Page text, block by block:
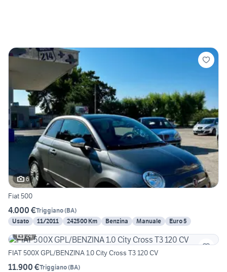
6
Fiat 500
4.000 €Triggiano(BA)
Usato
11/2011 242500 Km Benzina Manuale
Euro 5
24
FIAT 500X GPL/BENZINA 1.0 City Cross T3 120 CV
11.900 €Triggiano(BA)